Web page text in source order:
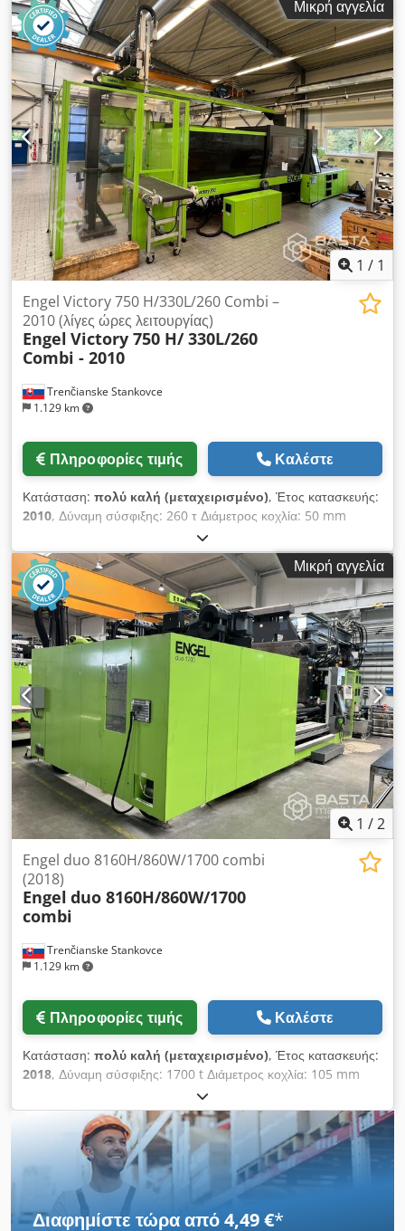
καλούπι: 300 mm Μέγιστο ύψος συνολικού εργαλείου: 800
mm Μέγεθος πλάκας: 740 x 680 mm Διαδρομή ανοίγματος:
505 mm Διαδρομή εξωθητήρα: 130 mm Δύναμη εξωθητήρα:
39,8 kN Ισχύς αντλίας: 15 kW Μονάδα έγχυσης 1 Διάμετρος
κοχλία: 25 mm Μέγιστος όγκος παροχής: 59 cm³ Μέγιστη
ταχύτητα κοχλία: 400 στρ./λεπτό Ταχύτητα έγχυσης: 109 cm³/s
Εξειδικευμένη πίεση έγχυσης: 2400 bar Μονάδα έγχυσης 2
Crodpfxjxyi Rvs Alrof Διάμετρος κοχλία: 20 mm Μέγιστος
όγκος παροχής: 25 cm³ Μέγιστη ταχύτητα κοχλία: 450 στρ./
λεπτό Ταχύτητα έγχυσης: 104 cm³/s Εξειδικευμένη πίεση
έγχυσης: 2400 bar Η μηχανή συνοδεύεται από ταινιόδρομο.
Ώρες εργασίας: 41.427 h Υπάρχει δυνατότητα αγοράς
γραμμικού ρομπότ Engel VIPER 20 (Z=3320mm)
Μικρή αγγελία
1 / 1
Trenčianske Stankovce
1.129 km
Engel Victory 750 H/330L/260 Combi –
2010 (λίγες ώρες λειτουργίας)
Engel Victory 750 H/ 330L/260
Combi - 2010
Πληροφορίες τιμής Καλέστε
Κατάσταση: πολύ καλή (μεταχειρισμένο), Έτος κατασκευής:
2010, Δύναμη σύσφιξης: 260 τ Διάμετρος κοχλία: 50 mm
Τύπος: Οριζόντιος Crjdpjy Eytzsfx Alrof Κίνηση: Υδραυλική
Μικρή αγγελία
1 /2
Trenčianske Stankovce
1.129 km
Engel duo 8160H/860W/1700 combi
(2018)
Engel duo 8160H/860W/1700
combi
Πληροφορίες τιμής Καλέστε
Κατάσταση: πολύ καλή (μεταχειρισμένο), Έτος κατασκευής:
2018, Δύναμη σύσφιξης: 1700 t Διάμετρος κοχλία: 105 mm
Cedpfx Alszatkhorjrf Απόσταση μεταξύ των στηρίξεων
(Εμπρός): 1415 mm Απόσταση μεταξύ των στηρίξεων (Πίσω):
1850 mm Όγκος έγχυσης: 4070 cm³ Τύπος: Πολυσυστατικός
Κίνηση: Υδραυλική
Διαφημίστε τώρα από 4,49 €*